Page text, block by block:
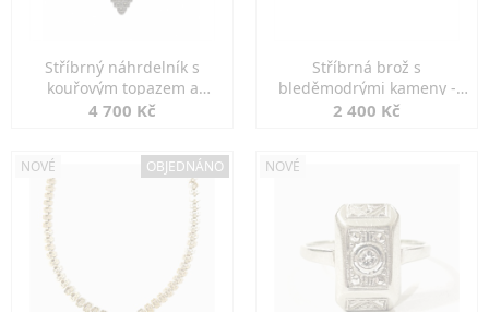
Stříbrný náhrdelník s
kouřovým topazem a
markazity
4 700 Kč
Stříbrná brož s
bleděmodrými kameny -
jemná elegance
2 400 Kč
NOVÉ OBJEDNÁNO NOVÉ